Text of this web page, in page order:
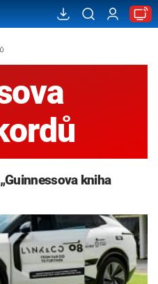
„Guinnessova kniha